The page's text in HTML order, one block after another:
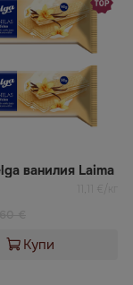
ванилия Laima
11,11 €/кг
Купи